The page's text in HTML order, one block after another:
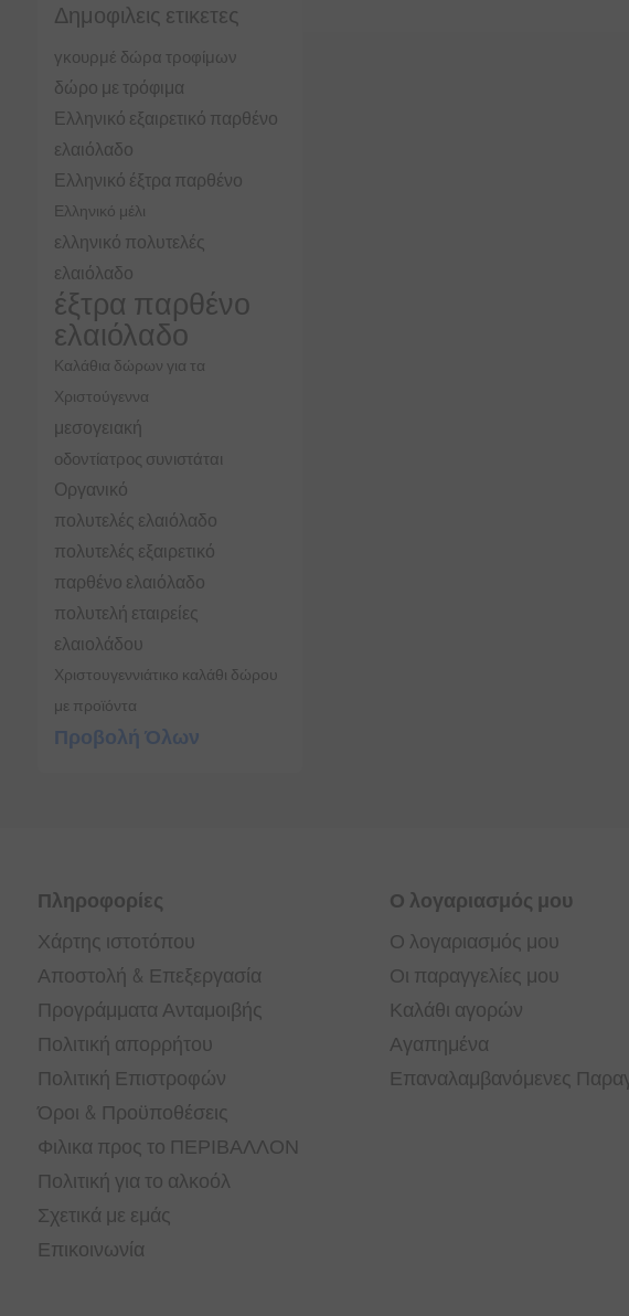
Δημοφιλεις ετικετες
γκουρμέ δώρα τροφίμων
δώρο με τρόφιμα
Ελληνικό εξαιρετικό παρθένο
ελαιόλαδο
Ελληνικό έξτρα παρθένο
Ελληνικό μέλι
ελληνικό πολυτελές
ελαιόλαδο
έξτρα παρθένο
ελαιόλαδο
Καλάθια δώρων για τα
Χριστούγεννα
μεσογειακή
οδοντίατρος συνιστάται
Οργανικό
πολυτελές ελαιόλαδο
πολυτελές εξαιρετικό
παρθένο ελαιόλαδο
πολυτελή εταιρείες
ελαιολάδου
Χριστουγεννιάτικο καλάθι δώρου
με προϊόντα
Προβολή Όλων
Πληροφορίες
Χάρτης ιστοτόπου
Αποστολή & Επεξεργασία
Προγράμματα Ανταμοιβής
Πολιτική απορρήτου
Πολιτική Επιστροφών
Όροι & Προϋποθέσεις
Φιλικα προς το ΠΕΡΙΒΑΛΛΟΝ
Πολιτική για το αλκοόλ
Σχετικά με εμάς
Επικοινωνία
Ο λογαριασμός μου
Ο λογαριασμός μου
Οι παραγγελίες μου
Καλάθι αγορών
Αγαπημένα
Επαναλαμβανόμενες